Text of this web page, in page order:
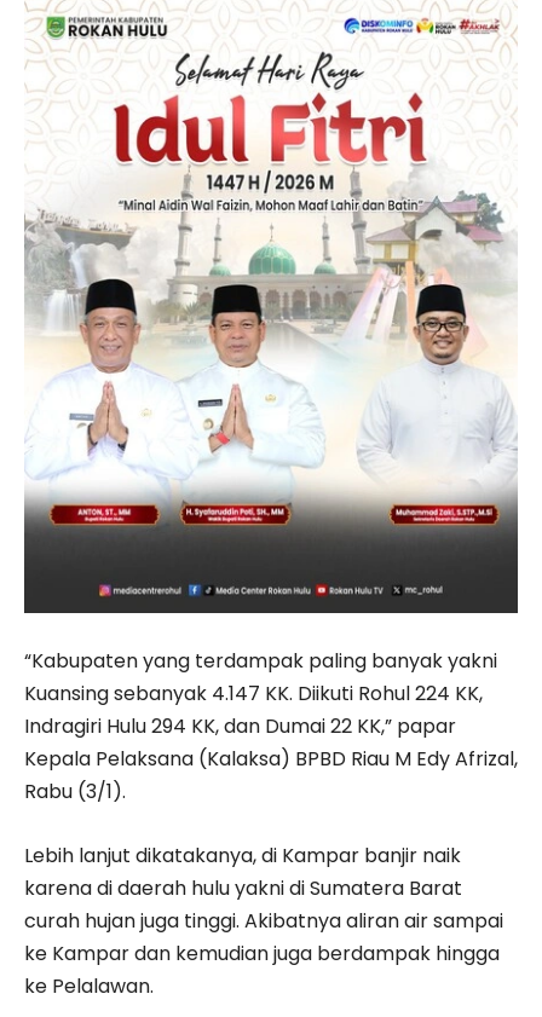
“Kabupaten yang terdampak paling banyak yakni
Kuansing sebanyak 4.147 KK. Diikuti Rohul 224 KK,
Indragiri Hulu 294 KK, dan Dumai 22 KK,” papar
Kepala Pelaksana (Kalaksa) BPBD Riau M Edy Afrizal,
Rabu (3/1).
Lebih lanjut dikatakanya, di Kampar banjir naik
karena di daerah hulu yakni di Sumatera Barat
curah hujan juga tinggi. Akibatnya aliran air sampai
ke Kampar dan kemudian juga berdampak hingga
ke Pelalawan.